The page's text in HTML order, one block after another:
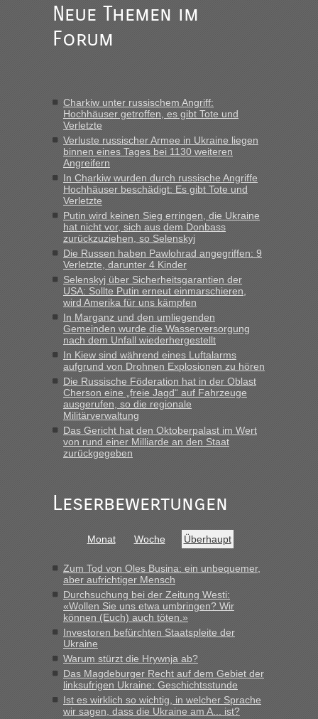
Neue Themen im
Forum
Charkiw unter russischem Angriff:
Hochhäuser getroffen, es gibt Tote und
Verletzte
Verluste russischer Armee in Ukraine liegen
binnen eines Tages bei 1130 weiteren
Angreifern
In Charkiw wurden durch russische Angriffe
Hochhäuser beschädigt: Es gibt Tote und
Verletzte
Putin wird keinen Sieg erringen, die Ukraine
hat nicht vor, sich aus dem Donbass
zurückzuziehen, so Selenskyj
Die Russen haben Pawlohrad angegriffen: 9
Verletzte, darunter 4 Kinder
Selenskyj über Sicherheitsgarantien der
USA: Sollte Putin erneut einmarschieren,
wird Amerika für uns kämpfen
In Marganz und den umliegenden
Gemeinden wurde die Wasserversorgung
nach dem Unfall wiederhergestellt
In Kiew sind während eines Luftalarms
aufgrund von Drohnen Explosionen zu hören
Die Russische Föderation hat in der Oblast
Cherson eine „freie Jagd“ auf Fahrzeuge
ausgerufen, so die regionale
Militärverwaltung
Das Gericht hat den Oktoberpalast im Wert
von rund einer Milliarde an den Staat
zurückgegeben
Leserbewertungen
Monat Woche Überhaupt
Zum Tod von Oles Busina: ein unbequemer,
aber aufrichtiger Mensch
Durchsuchung bei der Zeitung Westi:
«Wollen Sie uns etwa umbringen? Wir
können (Euch) auch töten.»
Investoren befürchten Staatspleite der
Ukraine
Warum stürzt die Hrywnja ab?
Das Magdeburger Recht auf dem Gebiet der
linksufrigen Ukraine: Geschichtsstunde
Ist es wirklich so wichtig, in welcher Sprache
wir sagen, dass die Ukraine am A... ist?